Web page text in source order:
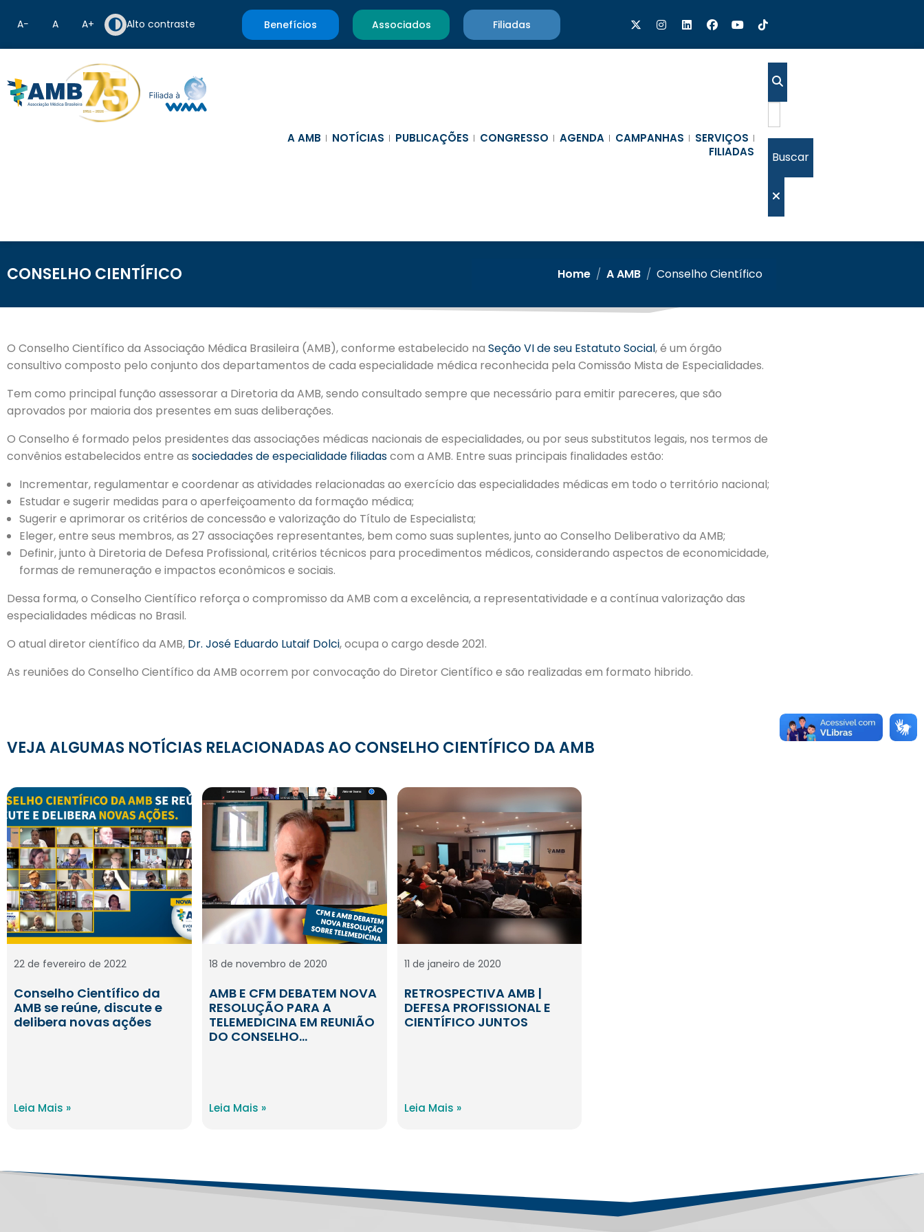
A− A A+ Alto contraste Benefícios Associados Filiadas
A AMB NOTÍCIAS PUBLICAÇÕES CONGRESSO AGENDA CAMPANHAS
SERVIÇOS
FILIADAS
Buscar
CONSELHO CIENTÍFICO Home / A AMB / Conselho Científico
O Conselho Científico da Associação Médica Brasileira (AMB), conforme estabelecido na Seção VI de seu Estatuto Social, é um órgão
consultivo composto pelo conjunto dos departamentos de cada especialidade médica reconhecida pela Comissão Mista de Especialidades.
Tem como principal função assessorar a Diretoria da AMB, sendo consultado sempre que necessário para emitir pareceres, que são
aprovados por maioria dos presentes em suas deliberações.
O Conselho é formado pelos presidentes das associações médicas nacionais de especialidades, ou por seus substitutos legais, nos termos de
convênios estabelecidos entre as sociedades de especialidade filiadascom a AMB. Entre suas principais finalidades estão:
Incrementar, regulamentar e coordenar as atividades relacionadas ao exercício das especialidades médicas em todo o território nacional;
Estudar e sugerir medidas para o aperfeiçoamento da formação médica;
Sugerir e aprimorar os critérios de concessão e valorização do Título de Especialista;
Eleger, entre seus membros, as 27 associações representantes, bem como suas suplentes, junto ao Conselho Deliberativo da AMB;
Definir, junto à Diretoria de Defesa Profissional, critérios técnicos para procedimentos médicos, considerando aspectos de economicidade,
formas de remuneração e impactos econômicos e sociais.
Dessa forma, o Conselho Científico reforça o compromisso da AMB com a excelência, a representatividade e a contínua valorização das
especialidades médicas no Brasil.
O atual diretor científico da AMB, Dr. José Eduardo Lutaif Dolci, ocupa o cargo desde 2021.
As reuniões do Conselho Científico da AMB ocorrem por convocação do Diretor Científico e são realizadas em formato hibrido.
VEJA ALGUMAS NOTÍCIAS RELACIONADAS AO CONSELHO CIENTÍFICO DA AMB
Conselho Científico da
AMB se reúne, discute e
delibera novas ações
22 de fevereiro de 2022
Leia Mais »
AMB E CFM DEBATEM NOVA
RESOLUÇÃO PARA A
TELEMEDICINA EM REUNIÃO
DO CONSELHO…
18 de novembro de 2020
Leia Mais »
RETROSPECTIVA AMB |
DEFESA PROFISSIONAL E
CIENTÍFICO JUNTOS
11 de janeiro de 2020
Leia Mais »